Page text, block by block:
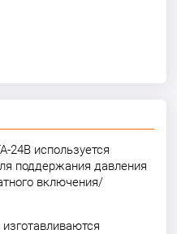
24В используется
поддержания давления
включения/